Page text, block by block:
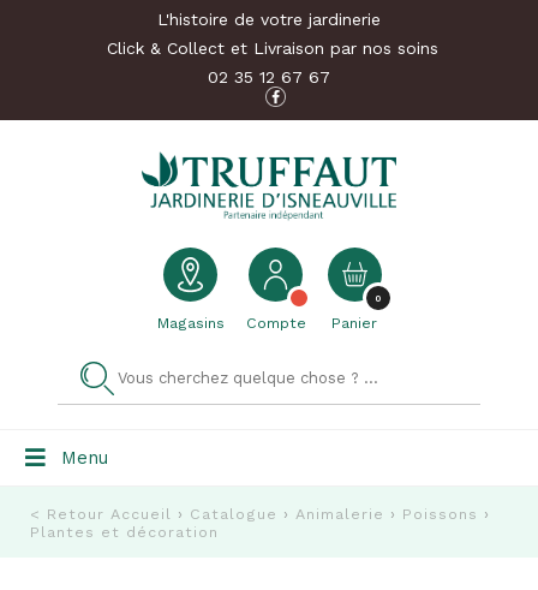
L'histoire de votre jardinerie
Click & Collect et Livraison par nos soins
02 35 12 67 67
Magasins Compte
0
Panier
Menu
< Retour Accueil › Catalogue › Animalerie › Poissons ›
Plantes et décoration